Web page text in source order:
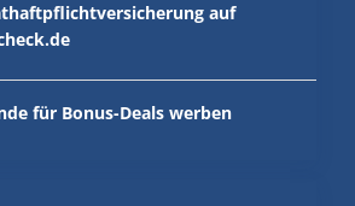
auf
für Bonus-Deals werben